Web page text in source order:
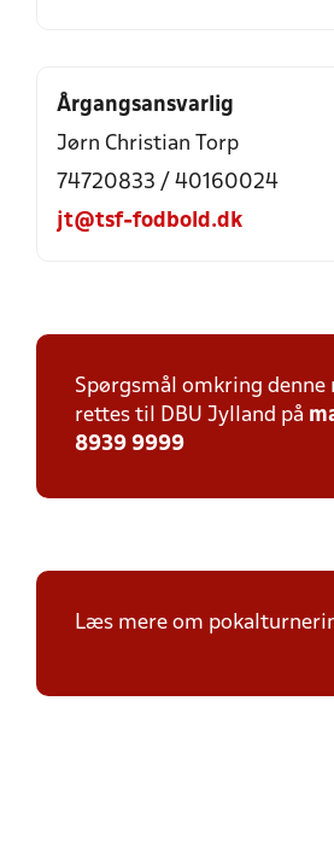
Årgangsansvarlig
Jørn Christian Torp
74720833 / 40160024
jt@tsf-fodbold.dk
Spørgsmål omkring denne
rettes til DBU Jylland på
8939 9999
Læs mere om